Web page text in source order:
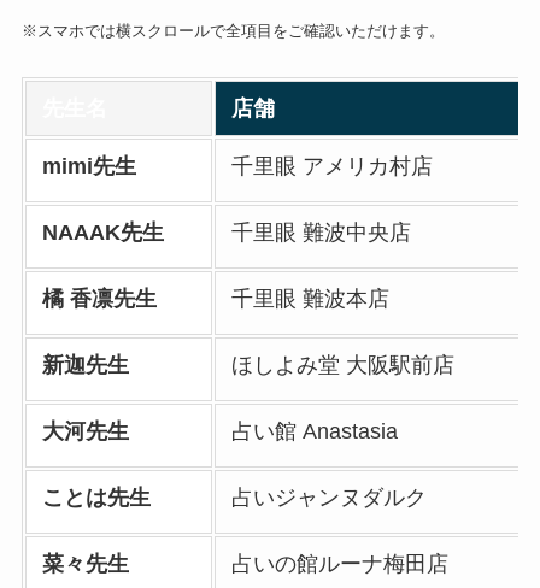
※スマホでは横スクロールで全項目をご確認いただけます。
店舗
mimi先生 千里眼 アメリカ村店
NAAAK先生 千里眼 難波中央店
橘 香凛先生 千里眼 難波本店
新迦先生 ほしよみ堂 大阪駅前店
大河先生 占い館 Anastasia
ことは先生 占いジャンヌダルク
菜々先生 占いの館ルーナ梅田店